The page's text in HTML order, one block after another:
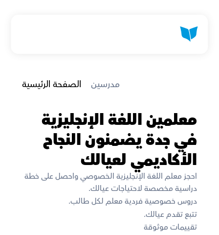
الصفحة الرئيسية مدرسين
معلمين اللغة الإنجليزية
في جدة يضمنون النجاح
الأكاديمي لعيالك
احجز معلم اللغة الإنجليزية الخصوصي واحصل على خطة
دراسية مخصصة لاحتياجات عيالك.
دروس خصوصية فردية معلم لكل طالب.
تتبع تقدم عيالك.
تقييمات موثوقة